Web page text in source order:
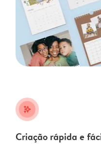
stars_plus
Criação rápida e